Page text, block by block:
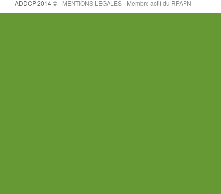
ADDCP 2014 © - MENTIONS LEGALES - Membre actif du RPAPN